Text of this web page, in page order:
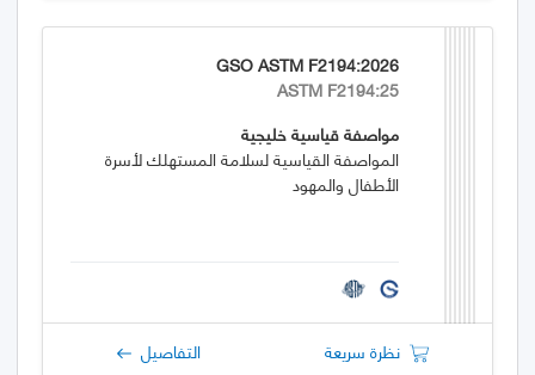
GSO ASTM F2194:2026
ASTM F2194:25
مواصفة قياسية خليجية
المواصفة القياسية لسلامة المستهلك لأسرة
الأطفال والمهود
نظرة سريعة التفاصيل